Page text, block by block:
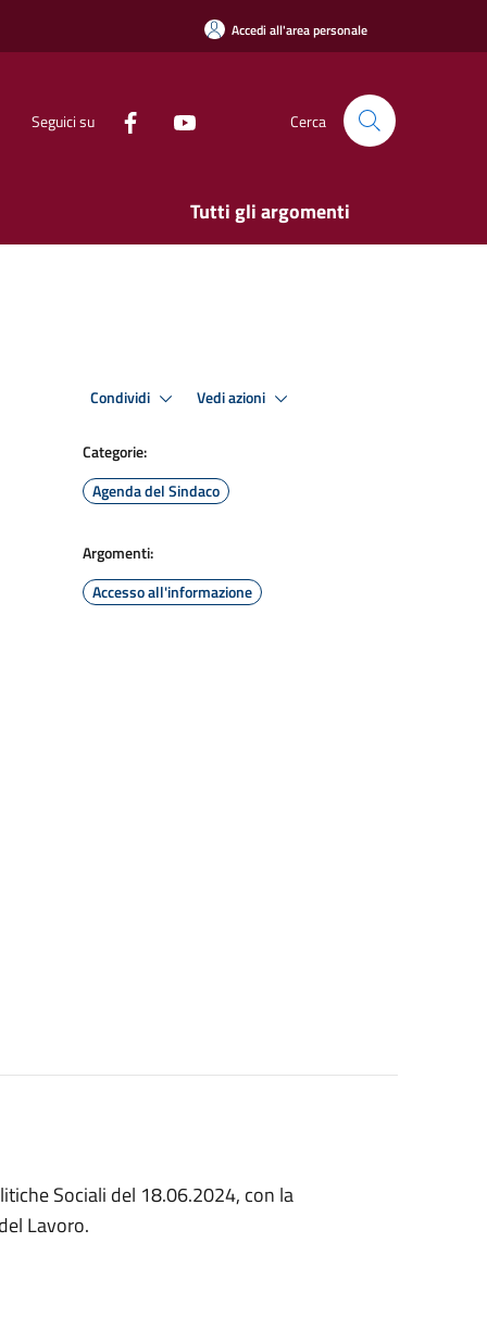
Accedi all'area personale
Seguici su Cerca
Tutti gli argomenti
Condividi Vedi azioni
Categorie:
Agenda del Sindaco
Argomenti:
Accesso all'informazione
Sociali del 18.06.2024, con la
Lavoro.